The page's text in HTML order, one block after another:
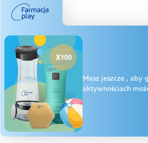
Masz jeszcze , aby
aktywnościach